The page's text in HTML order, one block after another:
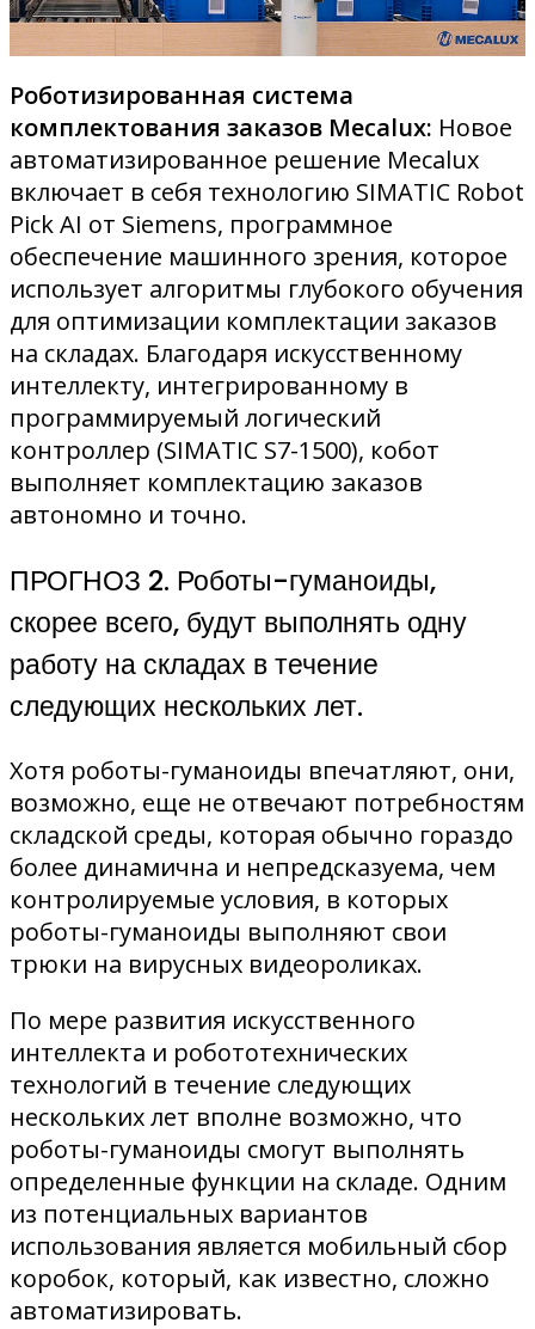
Роботизированная система
комплектования заказов Mecalux: Новое
автоматизированное решение Mecalux
включает в себя технологию SIMATIC Robot
Pick AI от Siemens, программное
обеспечение машинного зрения, которое
использует алгоритмы глубокого обучения
для оптимизации комплектации заказов
на складах. Благодаря искусственному
интеллекту, интегрированному в
программируемый логический
контроллер (SIMATIC S7-1500), кобот
выполняет комплектацию заказов
автономно и точно.
ПРОГНОЗ 2. Роботы-гуманоиды,
скорее всего, будут выполнять одну
работу на складах в течение
следующих нескольких лет.
Хотя роботы-гуманоиды впечатляют, они,
возможно, еще не отвечают потребностям
складской среды, которая обычно гораздо
более динамична и непредсказуема, чем
контролируемые условия, в которых
роботы-гуманоиды выполняют свои
трюки на вирусных видеороликах.
По мере развития искусственного
интеллекта и робототехнических
технологий в течение следующих
нескольких лет вполне возможно, что
роботы-гуманоиды смогут выполнять
определенные функции на складе. Одним
из потенциальных вариантов
использования является мобильный сбор
коробок, который, как известно, сложно
автоматизировать.